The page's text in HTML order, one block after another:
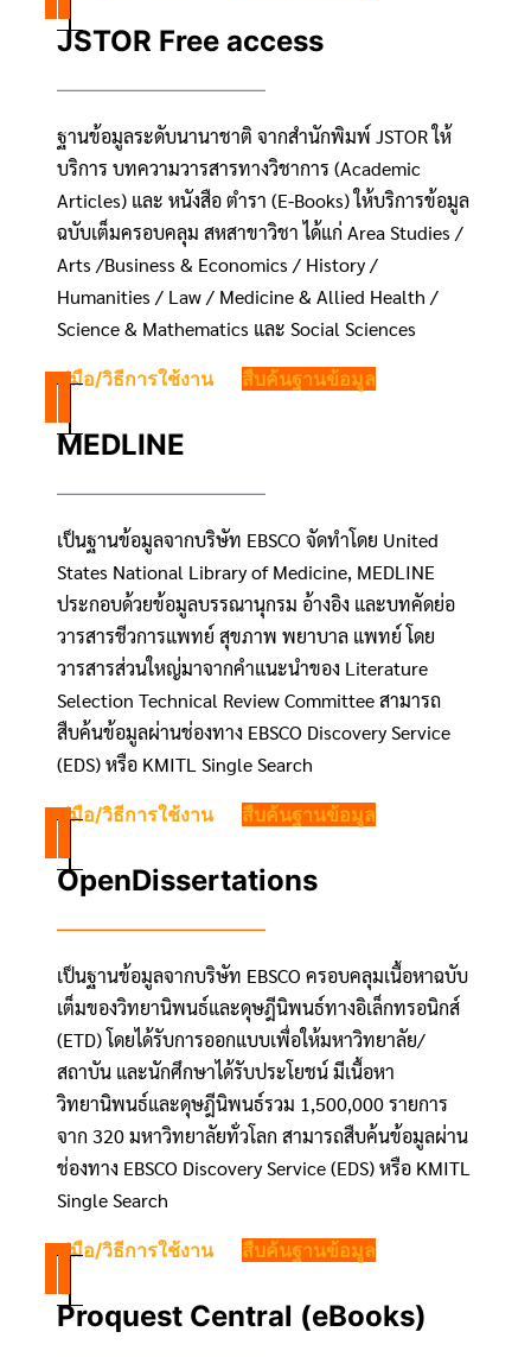
JSTOR Free access
ฐานข้อมูลระดับนานาชาติ จากสำนักพิมพ์ JSTOR ให้
บริการ บทความวารสารทางวิชาการ (Academic
Articles) และ หนังสือ ตำรา (E-Books) ให้บริการข้อมูล
ฉบับเต็มครอบคลุม สหสาขาวิชา ได้แก่ Area Studies /
Arts /Business & Economics / History /
Humanities / Law / Medicine & Allied Health /
Science & Mathematics และ Social Sciences
คู่มือ/วิธีการใช้งาน สืบค้นฐานข้อมูล
MEDLINE
เป็นฐานข้อมูลจากบริษัท EBSCO จัดทำโดย United
States National Library of Medicine, MEDLINE
ประกอบด้วยข้อมูลบรรณานุกรม อ้างอิง และบทคัดย่อ
วารสารชีวการแพทย์ สุขภาพ พยาบาล แพทย์ โดย
วารสารส่วนใหญ่มาจากคำแนะนำของ Literature
Selection Technical Review Committee สามารถ
สืบค้นข้อมูลผ่านช่องทาง EBSCO Discovery Service
(EDS) หรือ KMITL Single Search
คู่มือ/วิธีการใช้งาน สืบค้นฐานข้อมูล
OpenDissertations
เป็นฐานข้อมูลจากบริษัท EBSCO ครอบคลุมเนื้อหาฉบับ
เต็มของวิทยานิพนธ์และดุษฎีนิพนธ์ทางอิเล็กทรอนิกส์
(ETD) โดยได้รับการออกแบบเพื่อให้มหาวิทยาลัย/
สถาบัน และนักศึกษาได้รับประโยชน์ มีเนื้อหา
วิทยานิพนธ์และดุษฎีนิพนธ์รวม 1,500,000 รายการ
จาก 320 มหาวิทยาลัยทั่วโลก สามารถสืบค้นข้อมูลผ่าน
ช่องทาง EBSCO Discovery Service (EDS) หรือ KMITL
Single Search
คู่มือ/วิธีการใช้งาน สืบค้นฐานข้อมูล
Proquest Central (eBooks)